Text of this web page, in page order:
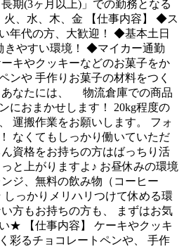
期(3ヶ月以上)」での勤務となる
火、水、木、金 【仕事内容】 ◆ス
年代の方、大歓迎！ ◆基本土日
やすい環境！ ◆マイカー通勤
キやクッキーなどのお菓子をか
ンや 手作りお菓子の材料をつく
あなたには、 物流倉庫での商品
におまかせします！ 20kg程度の
運搬作業をお願いします。 フォ
なくてもしっかり働いていただ
資格をお持ちの方はばっちり活
と上がりますよ♪ お昼休みの環境
ジ、無料の飲み物（コーヒー
っかりメリハリつけて休める環
方もお持ちの方も、 まずはお気
★ 【仕事内容】 ケーキやクッキ
彩るチョコレートペンや、 手作